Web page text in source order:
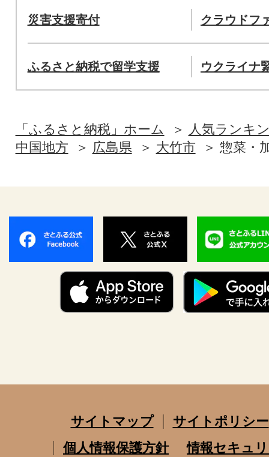
災害支援寄付 クラウドフ
ふるさと納税で留学支援 ウクライナ
「ふるさと納税」ホーム
人気ランキ
中国地方
広島県 大竹市 惣菜・
サイトマップ
サイトポリシー
個人情報保護方針
情報セキュ